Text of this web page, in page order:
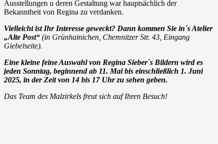
Ausstellungen u deren Gestaltung war hauptsächlich der
Bekanntheit von Regina zu verdanken.
Vielleicht ist Ihr Interesse geweckt? Dann kommen Sie in´s Atelier
„Alte Post“ (in Grünhainichen, Chemnitzer Str. 43, Eingang
Giebelseite).
Eine kleine feine Auswahl von Regina Sieber´s Bildern wird es
jeden Sonntag, beginnend ab 11. Mai bis einschließlich 1. Juni
2025, in der Zeit von 14 bis 17 Uhr zu sehen geben.
Das Team des Malzirkels freut sich auf Ihren Besuch!